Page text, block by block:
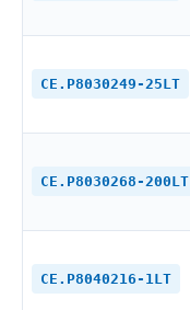
CE.P8030249-25LT
CE.P8030268-200LT
CE.P8040216-1LT